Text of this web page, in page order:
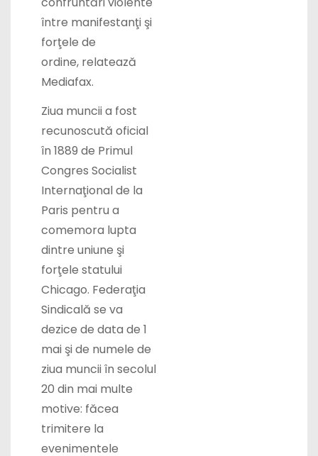
forţele de
ordine, relatează
Mediafax.
Ziua muncii a fost
recunoscută oficial
în 1889 de Primul
Congres Socialist
Internaţional de la
Paris pentru a
comemora lupta
dintre uniune şi
forţele statului
Chicago. Federaţia
Sindicală se va
dezice de data de 1
mai şi de numele de
ziua muncii în secolul
20 din mai multe
motive: făcea
trimitere la
evenimentele
violente dintre